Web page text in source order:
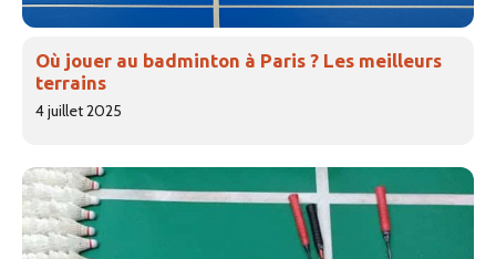
Où jouer au badminton à Paris ? Les meilleurs
terrains
4 juillet 2025